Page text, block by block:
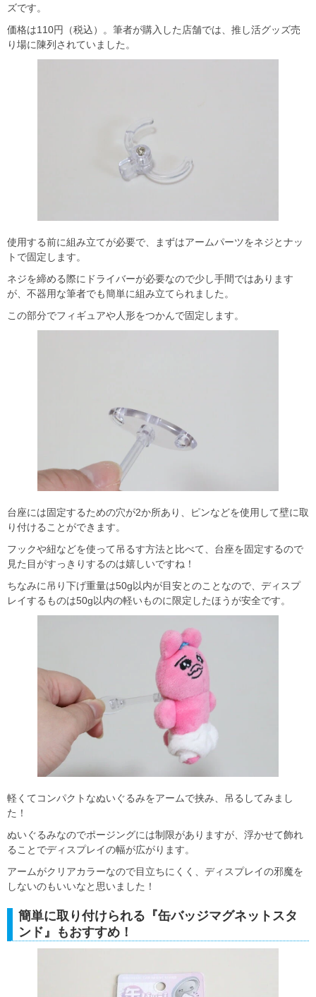
ズです。
価格は110円（税込）。筆者が購入した店舗では、推し活グッズ売
り場に陳列されていました。
使用する前に組み立てが必要で、まずはアームパーツをネジとナッ
トで固定します。
ネジを締める際にドライバーが必要なので少し手間ではあります
が、不器用な筆者でも簡単に組み立てられました。
この部分でフィギュアや人形をつかんで固定します。
台座には固定するための穴が2か所あり、ピンなどを使用して壁に取
り付けることができます。
フックや紐などを使って吊るす方法と比べて、台座を固定するので
見た目がすっきりするのは嬉しいですね！
ちなみに吊り下げ重量は50g以内が目安とのことなので、ディスプ
レイするものは50g以内の軽いものに限定したほうが安全です。
軽くてコンパクトなぬいぐるみをアームで挟み、吊るしてみまし
た！
ぬいぐるみなのでポージングには制限がありますが、浮かせて飾れ
ることでディスプレイの幅が広がります。
アームがクリアカラーなので目立ちにくく、ディスプレイの邪魔を
しないのもいいなと思いました！
簡単に取り付けられる『缶バッジマグネットスタ
ンド』もおすすめ！